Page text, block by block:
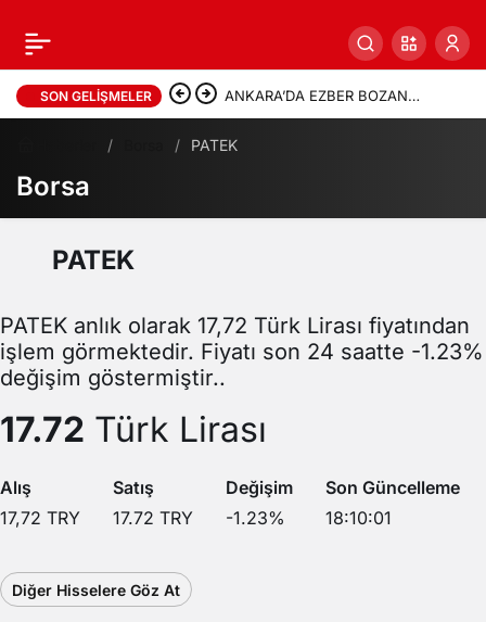
SON GELIŞMELER ANKARA’DA EZBER BOZAN
TEOPOLİTİK ANALİZ: “ÇİN-
PATEK
Borsa
PATEK
PATEK anlık olarak 17,72 Türk Lirası fiyatından
işlem görmektedir. Fiyatı son 24 saatte -1.23%
değişim göstermiştir..
17.72 Türk Lirası
Alış
17,72 TRY
Satış
17.72 TRY
Değişim
-1.23%
Son Güncelleme
18:10:01
Diğer Hisselere Göz At